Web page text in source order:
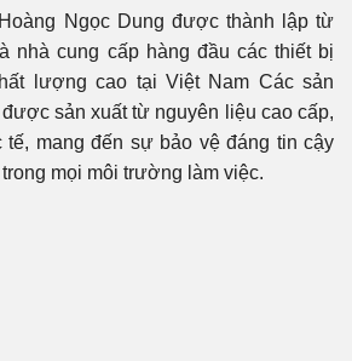
Ngọc Dung được thành lập từ
nhà cung cấp hàng đầu các thiết bị
lượng cao tại Việt Nam Các sản
sản xuất từ nguyên liệu cao cấp,
tế, mang đến sự bảo vệ đáng tin cậy
mọi môi trường làm việc.